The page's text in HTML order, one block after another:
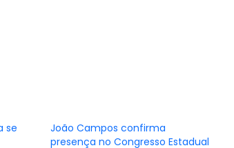
se
João Campos confirma
presença no Congresso Estadual